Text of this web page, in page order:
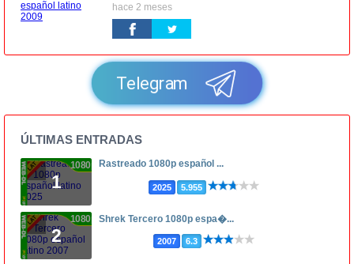
hace 2 meses
Telegram
ÚLTIMAS ENTRADAS
1
1080p Rastreado 1080p español ...
2025 5.955
2
1080p Shrek Tercero 1080p espa�...
2007 6.3